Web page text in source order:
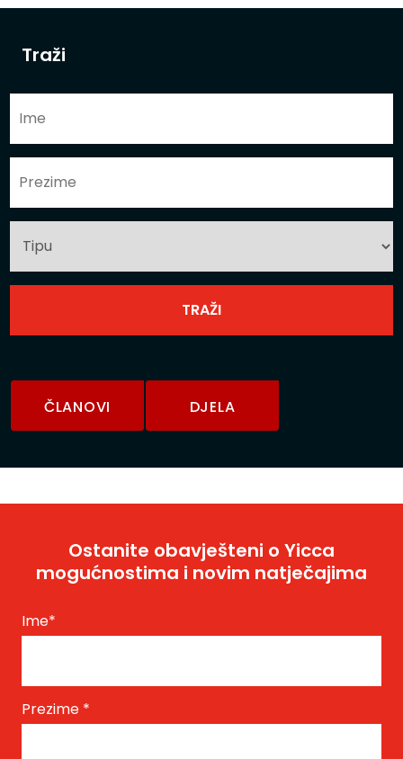
Traži
ČLANOVI DJELA
Ostanite obavješteni o Yicca
mogućnostima i novim natječajima
Ime*
Prezime *